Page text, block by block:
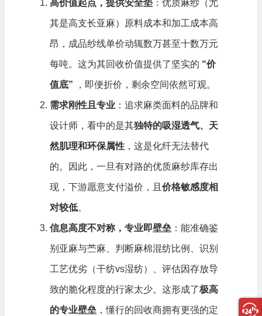
高价值起点，提供安全垫：优质麻纱（尤
其是高支长亚麻）原料成本和加工成本高
昂，成品纱线单价动辄数万甚至十数万元
每吨。这为其回收价值提供了坚实的 “价
值底” ，即便折价，剩余空间依然可观。
需求刚性且专业：追求麻类面料的品牌和
设计师，看中的是其独特的吸湿透气、天
然肌理和环保属性，这是化纤无法替代
的。因此，一旦有对路的优质麻纱库存出
现，下游愿意支付溢价，且 价格敏感度相
对较低。
信息高度不对称，专业即壁垒：能准确鉴
别亚麻与苎麻、判断麻棉混纺比例、识别
工艺优劣（干纺vs湿纺）、评估因存放导
致的脆化程度的行家太少。这形成了极高
的专业壁垒，懂行的回收商拥有更强的定